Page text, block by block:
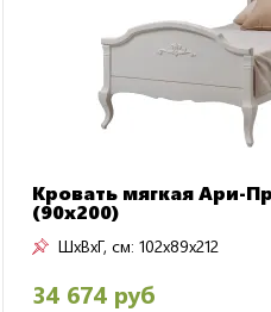
Кровать мягкая Ари-
(90х200)
ШxВxГ, см: 102x89x212
34 674 руб